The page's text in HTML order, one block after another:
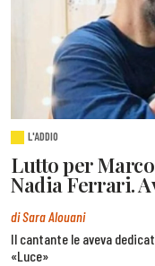
L'ADDIO
Lutto per
Nadia Ferrari.
di Sara Alouani
Il cantante le aveva
«Luce»